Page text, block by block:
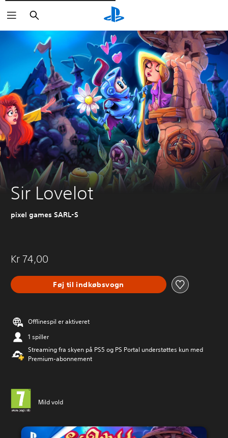
Søg
Sir Lovelot
pixel games SARL-S
Kr 74,00
Føj til indkøbsvogn
Offlinespil er aktiveret
1 spiller
Streaming fra skyen på PS5 og PS Portal understøttes kun med
Premium-abonnement
Mild vold